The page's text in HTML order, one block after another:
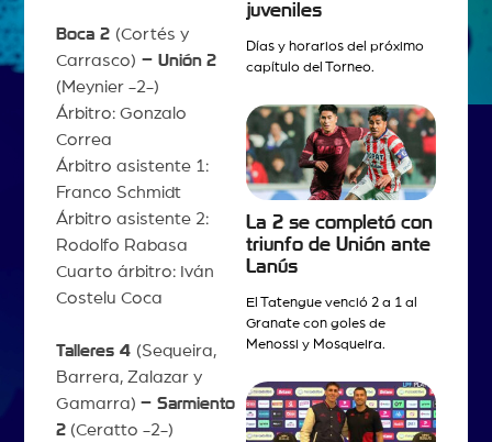
Boca 2 (Cortés y
Carrasco) – Unión 2
(Meynier -2-)
Árbitro: Gonzalo
Correa
Árbitro asistente 1:
Franco Schmidt
Árbitro asistente 2:
Rodolfo Rabasa
Cuarto árbitro: Iván
Costelu Coca
Talleres 4 (Sequeira,
Barrera, Zalazar y
Gamarra) – Sarmiento
2(Ceratto -2-)
juveniles
Días y horarios del próximo
capítulo del Torneo.
La 2 se completó con
triunfo de Unión ante
Lanús
El Tatengue venció 2 a 1 al
Granate con goles de
Menossi y Mosqueira.